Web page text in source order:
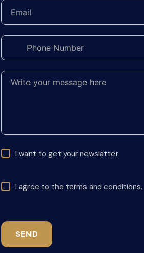
I want to get your newslatter
I agree to the terms and conditions.
SEND